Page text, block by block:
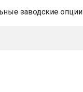
заводские опции